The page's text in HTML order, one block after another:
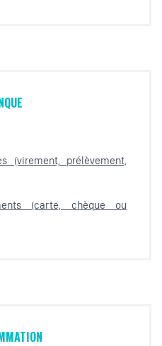
(virement, prélèvement,
(carte, chèque ou